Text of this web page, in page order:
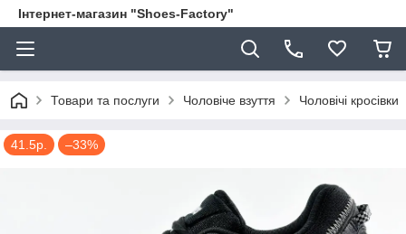
Інтернет-магазин "Shoes-Factory"
Товари та послуги Чоловіче взуття Чоловічі кросівки
41.5р. –33%